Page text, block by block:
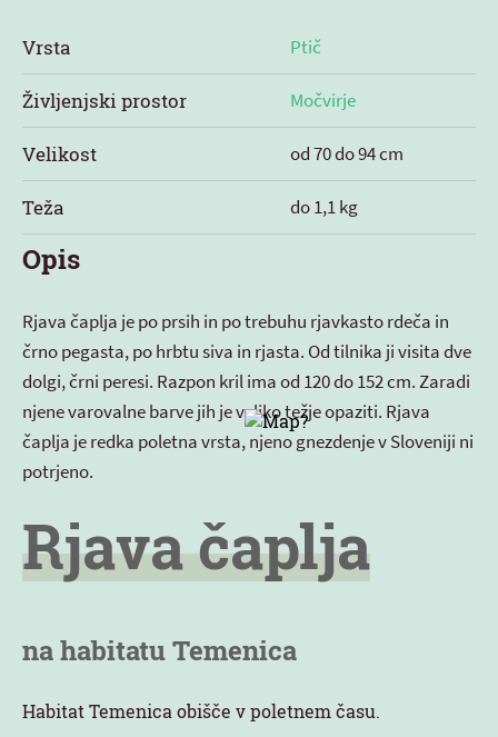
Vrsta Ptič
Življenjski prostor Močvirje
Velikost od 70 do 94 cm
Teža do 1,1 kg
Opis
Rjava čaplja je po prsih in po trebuhu rjavkasto rdeča in
črno pegasta, po hrbtu siva in rjasta. Od tilnika ji visita dve
dolgi, črni peresi. Razpon kril ima od 120 do 152 cm. Zaradi
njene varovalne barve jih je veliko težje opaziti. Rjava
čaplja je redka poletna vrsta, njeno gnezdenje v Sloveniji ni
potrjeno.
Rjava čaplja
na habitatu Temenica
Habitat Temenica obišče v poletnem času.